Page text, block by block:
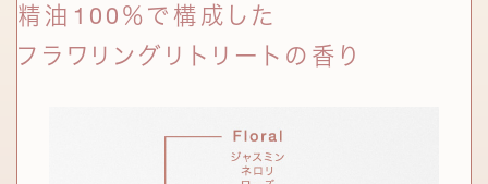
をサポートする力をもつ。
サイエンス成分
小麦やライ麦などの穀類や酵母に含
まれる天然由来の酸。誘導体を配合
エッセンス ウォーター
発酵液ナノカプセル
精油100％で構成した
フラワリングリトリートの香り